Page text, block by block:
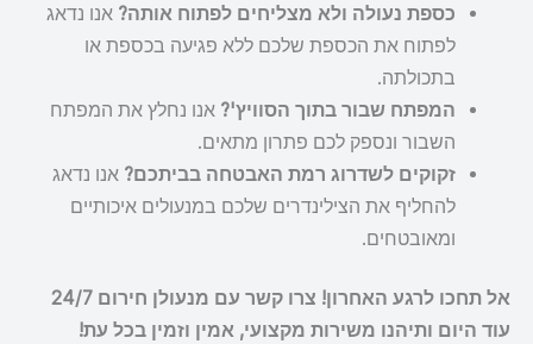
כספת נעולה ולא מצליחים לפתוח אותה? אנו נדאג
לפתוח את הכספת שלכם ללא פגיעה בכספת או
בתכולתה.
המפתח שבור בתוך הסוויץ'? אנו נחלץ את המפתח
השבור ונספק לכם פתרון מתאים.
זקוקים לשדרוג רמת האבטחה בביתכם? אנו נדאג
להחליף את הצילינדרים שלכם במנעולים איכותיים
ומאובטחים.
אל תחכו לרגע האחרון! צרו קשר עם מנעולן חירום 24/7
עוד היום ותיהנו משירות מקצועי, אמין וזמין בכל עת!